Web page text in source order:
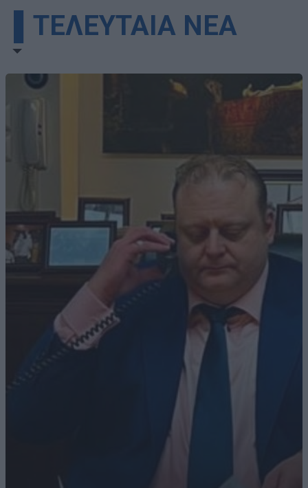
▌ΤΕΛΕΥΤΑΙΑ ΝΕΑ